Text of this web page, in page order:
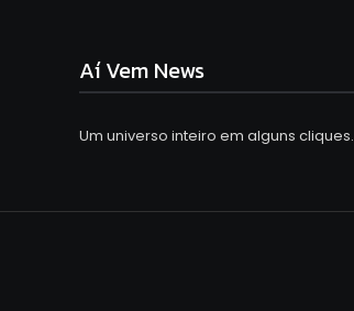
Aí Vem News
Um universo inteiro em alguns cliques.